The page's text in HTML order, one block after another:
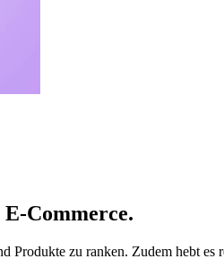
Commerce.
Produkte zu ranken. Zudem hebt es